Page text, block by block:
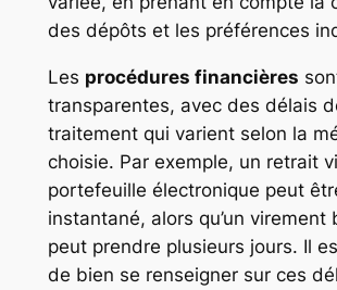
des dépôts et les préférences
Les procédures financières
transparentes, avec des délais
traitement qui varient selon la
choisie. Par exemple, un retrait
portefeuille électronique peut
instantané, alors qu’un virement
peut prendre plusieurs jours. Il
de bien se renseigner sur ces